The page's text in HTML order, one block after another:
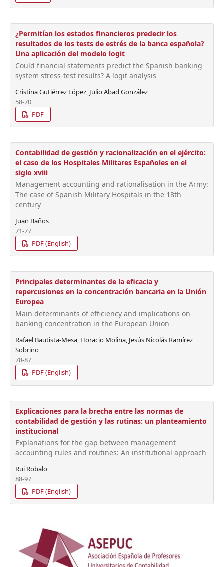
¿Permitían los estados financieros predecir los
resultados de los tests de estrés de la banca española?
Una aplicación del modelo logit
Could financial statements predict the Spanish banking
system stress-test results? A logit analysis
Cristina Gutiérrez López, Julio Abad González
58-70
PDF
Contabilidad de gestión y racionalización en el ejército:
el caso de los Hospitales Militares Españoles en el
siglo xviii
Management accounting and rationalisation in the Army:
The case of Spanish Military Hospitals in the 18th
century
Juan Baños
71-77
PDF (English)
Principales determinantes de la eficacia y
repercusiones en la concentración bancaria en la Unión
Europea
Main determinants of efficiency and implications on
banking concentration in the European Union
Rafael Bautista-Mesa, Horacio Molina, Jesús Nicolás Ramírez
Sobrino
78-87
PDF (English)
Explicaciones para la brecha entre las normas de
contabilidad de gestión y las rutinas: un planteamiento
institucional
Explanations for the gap between management
accounting rules and routines: An institutional approach
Rui Robalo
88-97
PDF (English)